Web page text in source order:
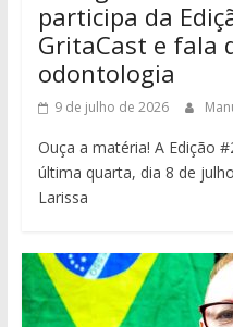
participa da
GritaCast e fala
odontologia
9 de julho de 2026
Ouça a matéria! A Edição
última quarta, dia 8 de
Larissa